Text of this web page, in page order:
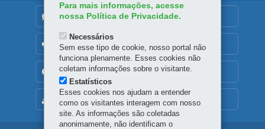
MAPA DO SITE
DENUNCIE CORRUPÇÃO
OUVIDORIA
TRANSPARÊNCIA INSTITUCIONAL
Para mais informações, acesse
nossa Política de Privacidade.
Necessários
Sem esse tipo de cookie, nosso portal não
funciona plenamente. Esses cookies não
coletam informações sobre o visitante.
Estatísticos
Esses cookies nos ajudam a entender
como os visitantes interagem com nosso
site. As informações são coletadas
anonimamente, não identificam o